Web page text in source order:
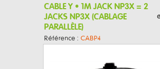
CABLE Y • 1M JACK NP3X = 2
JACKS NP3X (CABLAGE
PARALLÈLE)
Référence : CABP4